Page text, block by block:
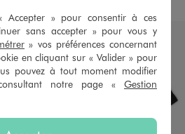
Accepter » pour consentir à ces
sans accepter » pour vous y
» vos préférences concernant
en cliquant sur « Valider » pour
pouvez à tout moment modifier
notre page « Gestion